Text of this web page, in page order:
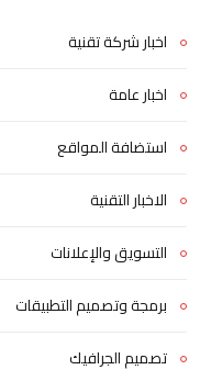
اخبار شركة تقنية
اخبار عامة
استضافة المواقع
الاخبار التقنية
التسويق والإعلانات
برمجة وتصميم التطبيقات
تصميم الجرافيك